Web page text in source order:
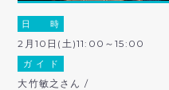
日 時
2月10日(土)11:00～15:00
ガ イ ド
大竹敏之さん /